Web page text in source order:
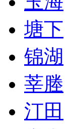
塘下
锦湖
莘塍
汀田